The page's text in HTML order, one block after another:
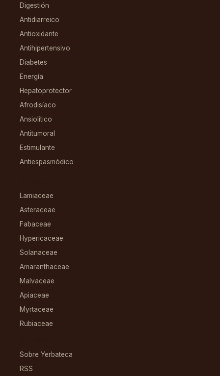
Digestión
Antidiarreico
Antioxidante
Antihipertensivo
Diabetes
Energía
Hepatoprotector
Afrodisíaco
Ansiolítico
Antitumoral
Estimulante
Antiespasmódico
Lamiaceae
Asteraceae
Fabaceae
Hypericaceae
Solanaceae
Amaranthaceae
Malvaceae
Apiaceae
Myrtaceae
Rubiaceae
Sobre Yerbateca
RSS